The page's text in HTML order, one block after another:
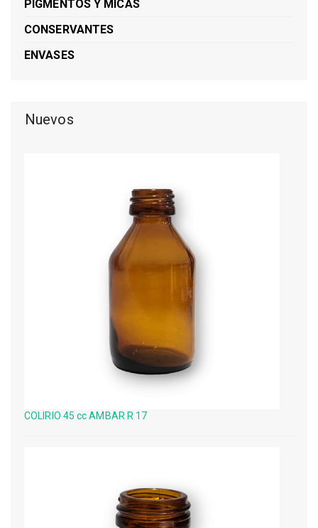
PIGMENTOS Y MICAS
CONSERVANTES
ENVASES
Nuevos
COLIRIO 45 cc AMBAR R 17